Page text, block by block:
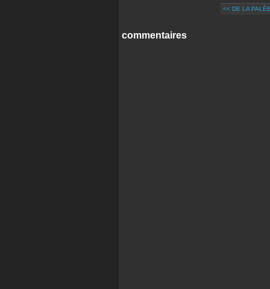
<< DE LA
commentaires